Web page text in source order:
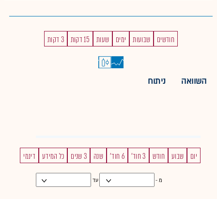
חודשים שבועות ימים שעות 15 דקות 3 דקות
השוואה ניתוח
יום שבוע חודש 3 חוד' 6 חוד' שנה 3 שנים כל המידע דינמי
מ - עד